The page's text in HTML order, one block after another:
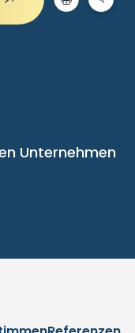
Unternehmen